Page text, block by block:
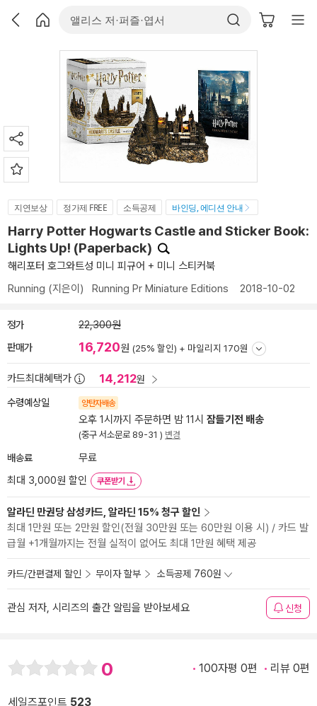
지연보상 정가제 FREE 소득공제 바인딩, 에디션 안내
Harry Potter Hogwarts Castle and Sticker Book:
Lights Up! (Paperback)
해리포터 호그와트성 미니 피규어 + 미니 스티커북
Running (지은이) Running Pr Miniature Editions 2018-10-02
정가 22,300원
판매가 16,720원 (25% 할인) + 마일리지 170원
카드최대혜택가 14,212원
수령예상일 양탄자배송
오후 1시까지 주문하면 밤 11시 잠들기전 배송
(중구 서소문로 89-31 ) 변경
배송료
무료
최대 3,000원 할인
쿠폰받기
알라딘 만권당 삼성카드, 알라딘 15% 청구 할인
최대 1만원 또는 2만원 할인(전월 30만원 또는 60만원 이용 시) / 카드 발
급월 +1개월까지는 전월 실적이 없어도 최대 1만원 혜택 제공
카드/간편결제 할인 무이자 할부 소득공제 760원
관심 저자, 시리즈의 출간 알림을 받아보세요 신청
0 100자평 0편 리뷰 0편
세일즈포인트 523